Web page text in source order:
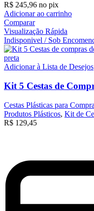
R$ 245,96 no pix
Adicionar ao carrinho
Comparar
Visualização Rápida
Indisponivel / Sob
Adicionar à Lista de Desejos
Kit 5 Cestas de
Cestas Plásticas para
Produtos Plásticos, Kit de
R$ 129,45